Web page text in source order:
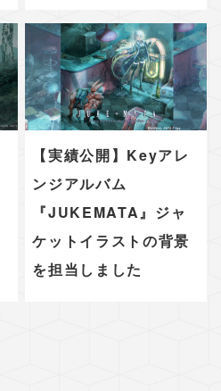
【実績公開】Keyアレ
ンジアルバム
『JUKEMATA』ジャ
ケットイラストの背景
を担当しました